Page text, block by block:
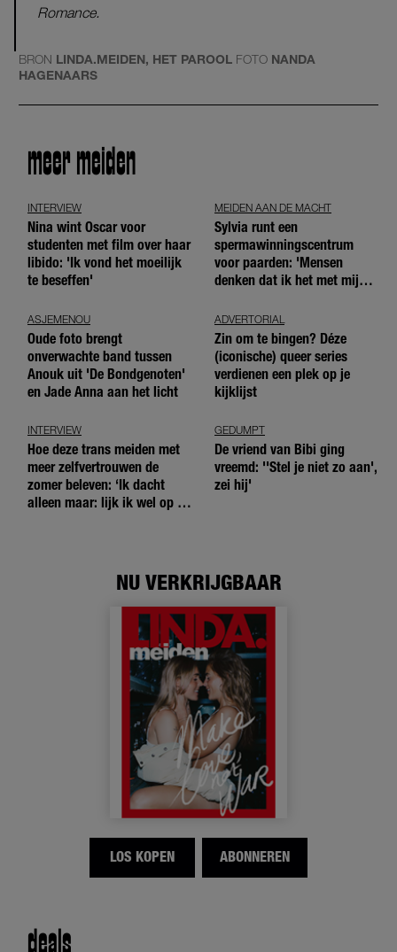
Romance.
BRON LINDA.MEIDEN, HET PAROOL FOTO NANDA
HAGENAARS
meer meiden
INTERVIEW
Nina wint Oscar voor
studenten met film over haar
libido: 'Ik vond het moeilijk
te beseffen'
MEIDEN AAN DE MACHT
Sylvia runt een
spermawinningscentrum
voor paarden: 'Mensen
denken dat ik het met mijn
ASJEMENOU
Oude foto brengt
onverwachte band tussen
Anouk uit 'De Bondgenoten'
en Jade Anna aan het licht
ADVERTORIAL
Zin om te bingen? Déze
(iconische) queer series
verdienen een plek op je
kijklijst
INTERVIEW
Hoe deze trans meiden met
meer zelfvertrouwen de
zomer beleven: ‘Ik dacht
alleen maar: lijk ik wel op de
GEDUMPT
De vriend van Bibi ging
vreemd: ''Stel je niet zo aan',
zei hij'
NU VERKRIJGBAAR
LOS KOPEN ABONNEREN